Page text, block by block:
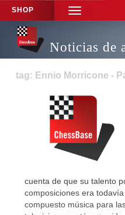
SHOP
TOGGLE
NAVIGATION
Noticias de
tag: Ennio Morricone -
cuenta de que su talento
composiciones era
compuesto música para